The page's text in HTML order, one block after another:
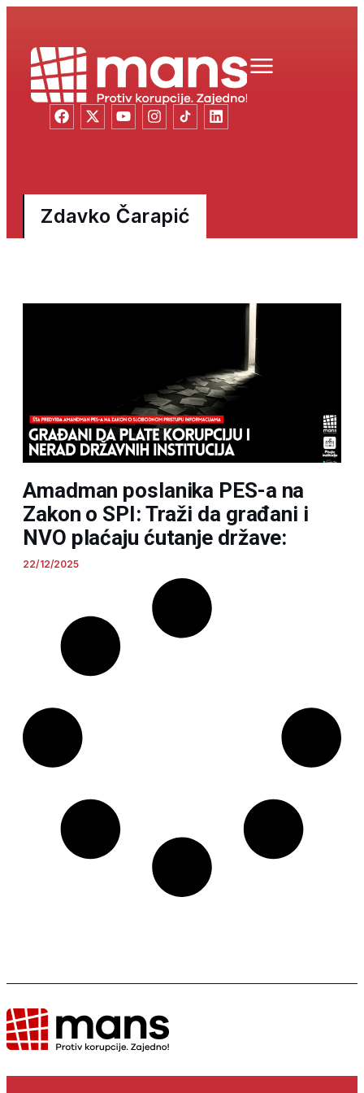
Zdavko Čarapić
Amadman poslanika PES-a na
Zakon o SPI: Traži da građani i
NVO plaćaju ćutanje države:
22/12/2025